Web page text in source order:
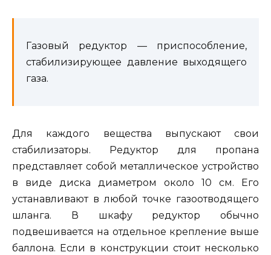
Газовый редуктор — приспособление,
стабилизирующее давление выходящего
газа.
Для каждого вещества выпускают свои
стабилизаторы. Редуктор для пропана
представляет собой металлическое устройство
в виде диска диаметром около 10 см. Его
устанавливают в любой точке газоотводящего
шланга. В шкафу редуктор обычно
подвешивается на отдельное крепление выше
баллона. Если в конструкции стоит несколько